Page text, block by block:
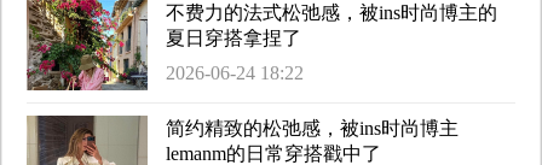
不费力的法式松弛感，被ins时尚博主的
夏日穿搭拿捏了
2026-06-24 18:22
简约精致的松弛感，被ins时尚博主
lemanm的日常穿搭戳中了